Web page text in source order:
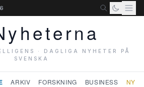
· DAGLIGA NYHETER PÅ
SVENSKA
ARKIV FORSKNING BUSINESS